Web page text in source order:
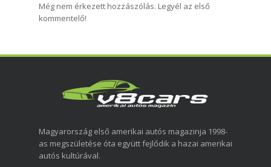
Még nem érkezett hozzászólás. Legyél az első
kommentelő!
Magyarország első amerikai autós magazinja 1998-
as megszületése óta együtt fejlődik a hazai amerikai
autós kultúrával.